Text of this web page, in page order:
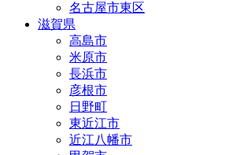
名古屋市東区
滋賀県
高島市
米原市
長浜市
彦根市
日野町
東近江市
近江八幡市